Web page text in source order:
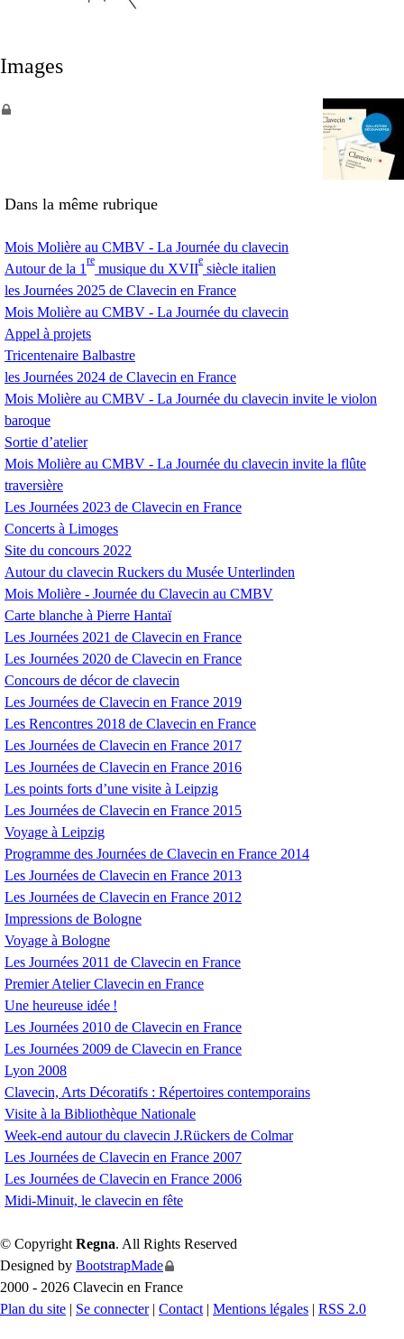
Images
Dans la même rubrique
Mois Molière au CMBV - La Journée du clavecin
Autour de la 1
re
musique du XVII
e
siècle italien
les Journées 2025 de Clavecin en France
Mois Molière au CMBV - La Journée du clavecin
Appel à projets
Tricentenaire Balbastre
les Journées 2024 de Clavecin en France
Mois Molière au CMBV - La Journée du clavecin invite le violon
baroque
Sortie d’atelier
Mois Molière au CMBV - La Journée du clavecin invite la flûte
traversière
Les Journées 2023 de Clavecin en France
Concerts à Limoges
Site du concours 2022
Autour du clavecin Ruckers du Musée Unterlinden
Mois Molière - Journée du Clavecin au CMBV
Carte blanche à Pierre Hantaï
Les Journées 2021 de Clavecin en France
Les Journées 2020 de Clavecin en France
Concours de décor de clavecin
Les Journées de Clavecin en France 2019
Les Rencontres 2018 de Clavecin en France
Les Journées de Clavecin en France 2017
Les Journées de Clavecin en France 2016
Les points forts d’une visite à Leipzig
Les Journées de Clavecin en France 2015
Voyage à Leipzig
Programme des Journées de Clavecin en France 2014
Les Journées de Clavecin en France 2013
Les Journées de Clavecin en France 2012
Impressions de Bologne
Voyage à Bologne
Les Journées 2011 de Clavecin en France
Premier Atelier Clavecin en France
Une heureuse idée !
Les Journées 2010 de Clavecin en France
Les Journées 2009 de Clavecin en France
Lyon 2008
Clavecin, Arts Décoratifs : Répertoires contemporains
Visite à la Bibliothèque Nationale
Week-end autour du clavecin J.Rückers de Colmar
Les Journées de Clavecin en France 2007
Les Journées de Clavecin en France 2006
Midi-Minuit, le clavecin en fête
© Copyright Regna. All Rights Reserved
Designed by BootstrapMade
2000 - 2026 Clavecin en France
Plan du site | Se connecter| Contact | Mentions légales | RSS 2.0